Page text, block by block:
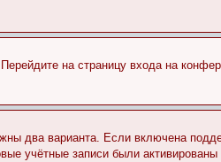
на страницу входа на
два варианта. Если включена
учётные записи были